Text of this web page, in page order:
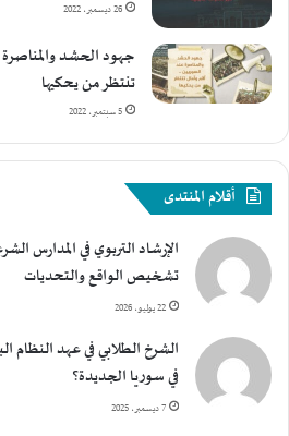
26 ديسمبر، 2022
جهود الحشد
تنتظر من يحكيها
5 سبتمبر، 2022
أقلام المنتدى
الإرشاد التربوي في المدارس
تشخيص الواقع والتحديات
22 يوليو، 2026
الشرخ الطلابي في عهد النظام
في سوريا الجديدة؟
7 ديسمبر، 2025